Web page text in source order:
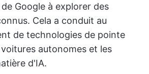
Google à explorer des
Cela a conduit au
de technologies de pointe
autonomes et les
d'IA.